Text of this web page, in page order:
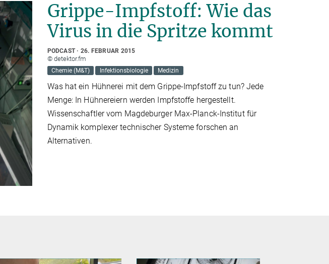
Grippe-Impfstoff: Wie das
Virus in die Spritze kommt
PODCAST 26. FEBRUAR 2015
© detektor.fm
Chemie (M&T) Infektionsbiologie Medizin
Was hat ein Hühnerei mit dem Grippe-Impfstoff zu tun? Jede
Menge: In Hühnereiern werden Impfstoffe hergestellt.
Wissenschaftler vom Magdeburger Max-Planck-Institut für
Dynamik komplexer technischer Systeme forschen an
Alternativen.